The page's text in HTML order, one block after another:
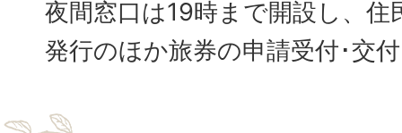
夜間窓口は19時まで開設し、住
発行のほか旅券の申請受付･交